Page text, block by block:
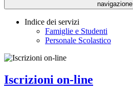
navigazione
Indice dei servizi
Famiglie e Studenti
Personale Scolastico
Iscrizioni on-line